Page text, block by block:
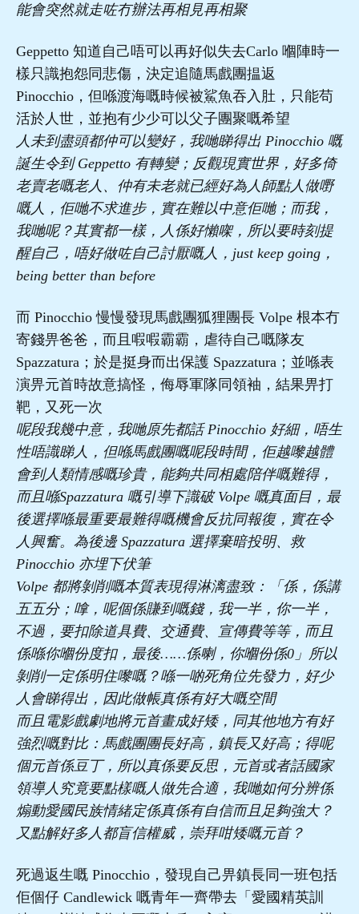
能會突然就走咗冇辦法再相見再相聚
Geppetto 知道自己唔可以再好似失去Carlo 嗰陣時一
樣只識抱怨同悲傷，決定追隨馬戲團揾返
Pinocchio，但喺渡海嘅時候被鯊魚吞入肚，只能苟
活於人世，並抱有少少可以父子團聚嘅希望
人未到盡頭都仲可以變好，我哋睇得出 Pinocchio 嘅
誕生令到 Geppetto 有轉變；反觀現實世界，好多倚
老賣老嘅老人、仲有未老就已經好為人師點人做嘢
嘅人，佢哋不求進步，實在難以中意佢哋；而我，
我哋呢？其實都一樣，人係好懶㗎，所以要時刻提
醒自己，唔好做咗自己討厭嘅人，just keep going，
being better than before
而 Pinocchio 慢慢發現馬戲團狐狸團長 Volpe 根本冇
寄錢畀爸爸，而且㗇㗇霸霸，虐待自己嘅隊友
Spazzatura；於是挺身而出保護 Spazzatura；並喺表
演畀元首時故意搞怪，侮辱軍隊同領袖，結果畀打
靶，又死一次
呢段我幾中意，我哋原先都話 Pinocchio 好細，唔生
性唔識睇人，但喺馬戲團嘅呢段時間，佢越嚟越體
會到人類情感嘅珍貴，能夠共同相處陪伴嘅難得，
而且喺Spazzatura 嘅引導下識破 Volpe 嘅真面目，最
後選擇喺最重要最難得嘅機會反抗同報復，實在令
人興奮。為後邊 Spazzatura 選擇棄暗投明、救
Pinocchio 亦埋下伏筆
Volpe 都將剝削嘅本質表現得淋漓盡致：「係，係講
五五分；嗱，呢個係賺到嘅錢，我一半，你一半，
不過，要扣除道具費、交通費、宣傳費等等，而且
係喺你嗰份度扣，最後……係喇，你嗰份係0」所以
剝削一定係明住嚟嘅？喺一啲死角位先發力，好少
人會睇得出，因此做帳真係有好大嘅空間
而且電影戲劇地將元首畫成好矮，同其他地方有好
強烈嘅對比：馬戲團團長好高，鎮長又好高；得呢
個元首係豆丁，所以真係要反思，元首或者話國家
領導人究竟要點樣嘅人做先合適，我哋如何分辨係
煽動愛國民族情緒定係真係有自信而且足夠強大？
又點解好多人都盲信權威，崇拜咁矮嘅元首？
死過返生嘅 Pinocchio，發現自己畀鎮長同一班包括
佢個仔 Candlewick 嘅青年一齊帶去「愛國精英訓